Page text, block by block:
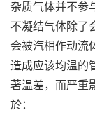
杂质气体并不参
不凝结气体除了
会被汽相作动流
造成应该均温的
著温差，而严重
於：